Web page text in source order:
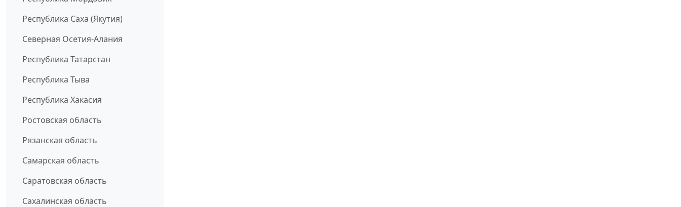
Республика Саха (Якутия)
Северная Осетия-Алания
Республика Татарстан
Республика Тыва
Республика Хакасия
Ростовская область
Рязанская область
Самарская область
Саратовская область
Сахалинская область